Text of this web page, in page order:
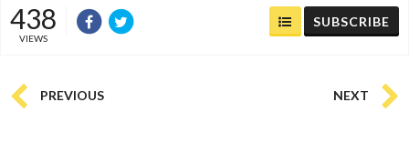
438
VIEWS
SUBSCRIBE
PREVIOUS NEXT